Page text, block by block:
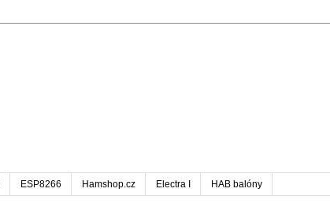
ESP8266 Hamshop.cz Electra I HAB balóny